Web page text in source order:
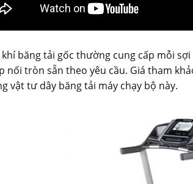
băng tải gốc thường cung cấp mỗi
nối tròn sẵn theo yêu cầu. Giá tham
vật tư dây băng tải máy chạy bộ này.